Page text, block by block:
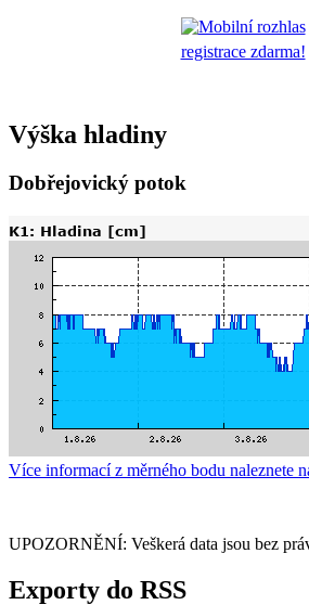
registrace zdarma!
Výška hladiny
Dobřejovický potok
Více informací z měrného bodu naleznete
UPOZORNĚNÍ: Veškerá data jsou bez
Exporty do RSS